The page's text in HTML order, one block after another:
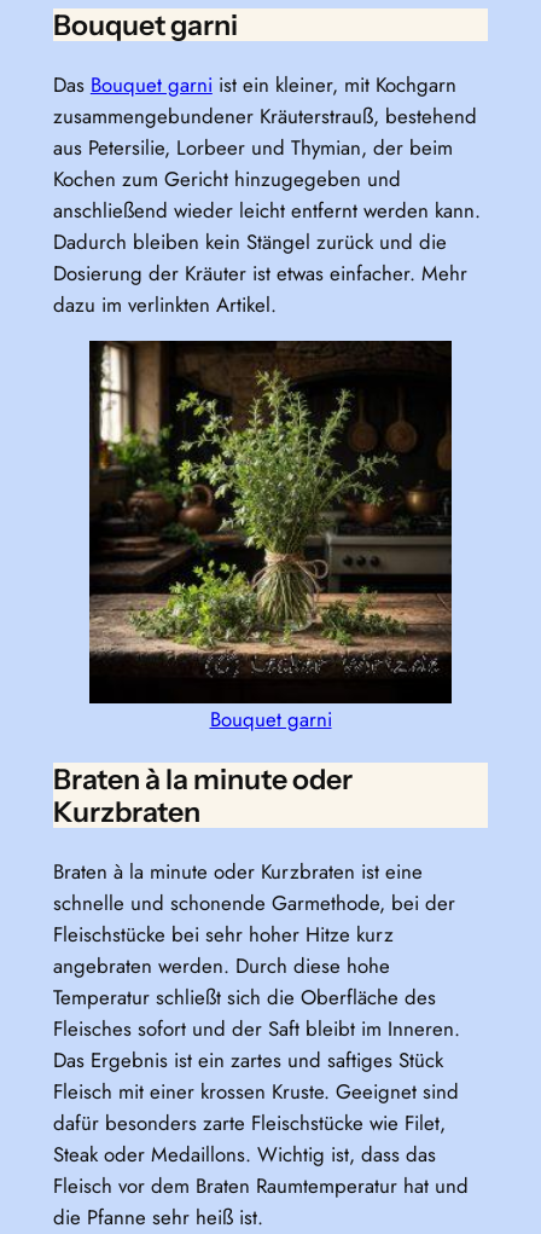
Bouquet garni
Das Bouquet garni ist ein kleiner, mit Kochgarn
zusammengebundener Kräuterstrauß, bestehend
aus Petersilie, Lorbeer und Thymian, der beim
Kochen zum Gericht hinzugegeben und
anschließend wieder leicht entfernt werden kann.
Dadurch bleiben kein Stängel zurück und die
Dosierung der Kräuter ist etwas einfacher. Mehr
dazu im verlinkten Artikel.
Bouquet garni
Braten à la minute oder
Kurzbraten
Braten à la minute oder Kurzbraten ist eine
schnelle und schonende Garmethode, bei der
Fleischstücke bei sehr hoher Hitze kurz
angebraten werden. Durch diese hohe
Temperatur schließt sich die Oberfläche des
Fleisches sofort und der Saft bleibt im Inneren.
Das Ergebnis ist ein zartes und saftiges Stück
Fleisch mit einer krossen Kruste. Geeignet sind
dafür besonders zarte Fleischstücke wie Filet,
Steak oder Medaillons. Wichtig ist, dass das
Fleisch vor dem Braten Raumtemperatur hat und
die Pfanne sehr heiß ist.